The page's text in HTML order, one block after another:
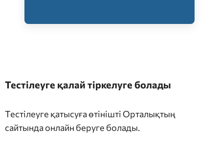
Тестілеуге қалай тіркелуге болады
Тестілеуге қатысуға өтінішті Орталықтың
сайтында онлайн беруге болады.